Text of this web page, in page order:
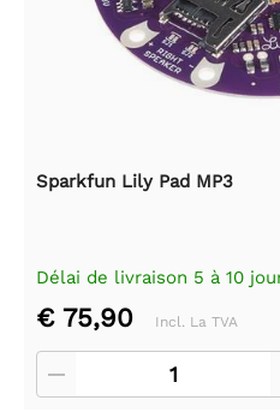
Sparkfun Lily Pad MP3
Délai de livraison 5 à 10
€ 75,90 Incl. La TVA